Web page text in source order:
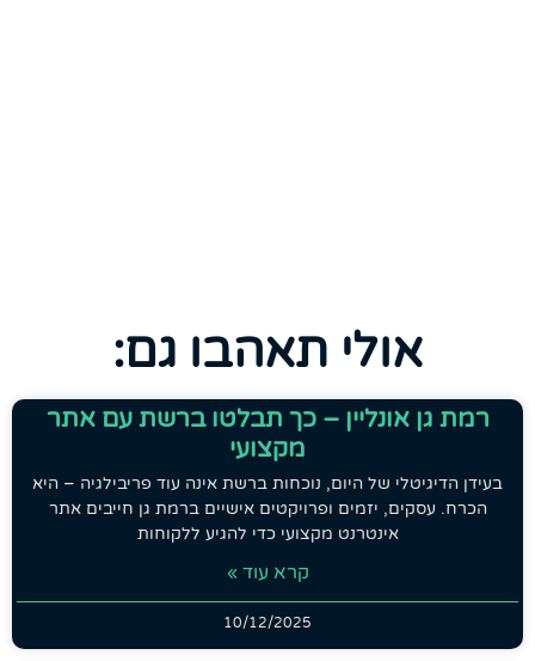
אולי תאהבו גם:
רמת גן אונליין – כך תבלטו ברשת עם אתר
מקצועי
בעידן הדיגיטלי של היום, נוכחות ברשת אינה עוד פריבילגיה – היא
הכרח. עסקים, יזמים ופרויקטים אישיים ברמת גן חייבים אתר
אינטרנט מקצועי כדי להגיע ללקוחות
קרא עוד »
10/12/2025